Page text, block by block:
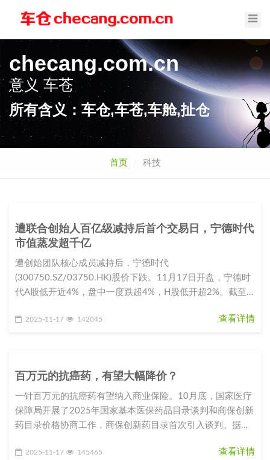
checang.com.cn
意义车苍
所有含义：车仓,车苍,车舱,扯仓
首页 科技
遭联合创始人百亿级减持后首个交易日，宁德时代
市值蒸发超千亿
遭创始团队核心成员减持后，宁德时代
(300750.SZ/03750.HK)股价下跌。11月17日开盘，宁德时
代A股低开近4%，盘中一度跌超4%，H股低开超2%。截至
2025-11-17 142045 查看详情
百万元的抗癌药，有望大幅降价？
一针百万元的抗癌药有望纳入商业保险。10月底，国家医疗
保障局开展了2025年国家基本医保药品目录谈判和商保创新
药目录价格协商工作，商保创新药目录首次引入谈判。据现
2025-11-17 145465 查看详情